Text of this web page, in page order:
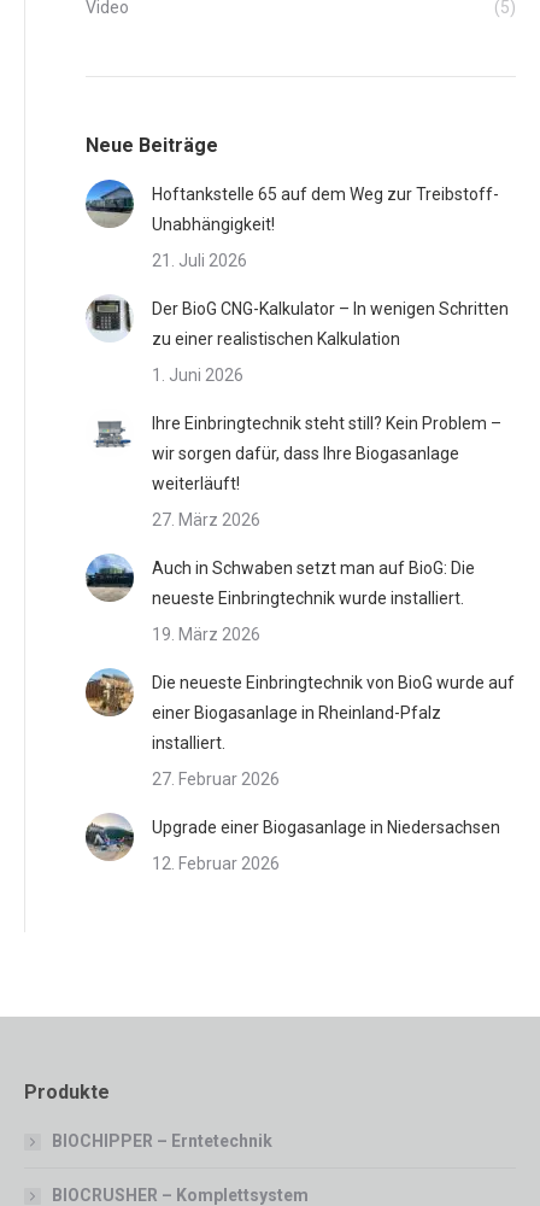
auf
Produktseite
Video
(5)
Neue Beiträge
Hoftankstelle 65 auf dem Weg zur Treibstoff-
Unabhängigkeit!
21. Juli 2026
Der BioG CNG-Kalkulator – In wenigen Schritten
zu einer realistischen Kalkulation
1. Juni 2026
Ihre Einbringtechnik steht still? Kein Problem –
wir sorgen dafür, dass Ihre Biogasanlage
weiterläuft!
27. März 2026
Auch in Schwaben setzt man auf BioG: Die
neueste Einbringtechnik wurde installiert.
19. März 2026
Die neueste Einbringtechnik von BioG wurde auf
einer Biogasanlage in Rheinland-Pfalz
installiert.
27. Februar 2026
Upgrade einer Biogasanlage in Niedersachsen
12. Februar 2026
Produkte
BIOCHIPPER – Erntetechnik
BIOCRUSHER – Komplettsystem